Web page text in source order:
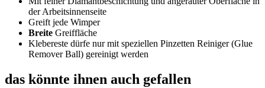
der Arbeitsinnenseite
Greift jede Wimper
Breite Greiffläche
Klebereste dürfe nur mit speziellen Pinzetten Reiniger (Glue
Remover Ball) gereinigt werden
das könnte ihnen auch gefallen